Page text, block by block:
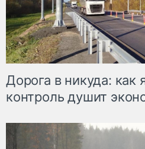
Дорога в никуда: как
контроль душит